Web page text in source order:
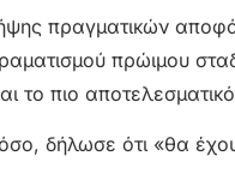
πραγματικών
πρώιμου
το πιο
δήλωσε ότι «θα